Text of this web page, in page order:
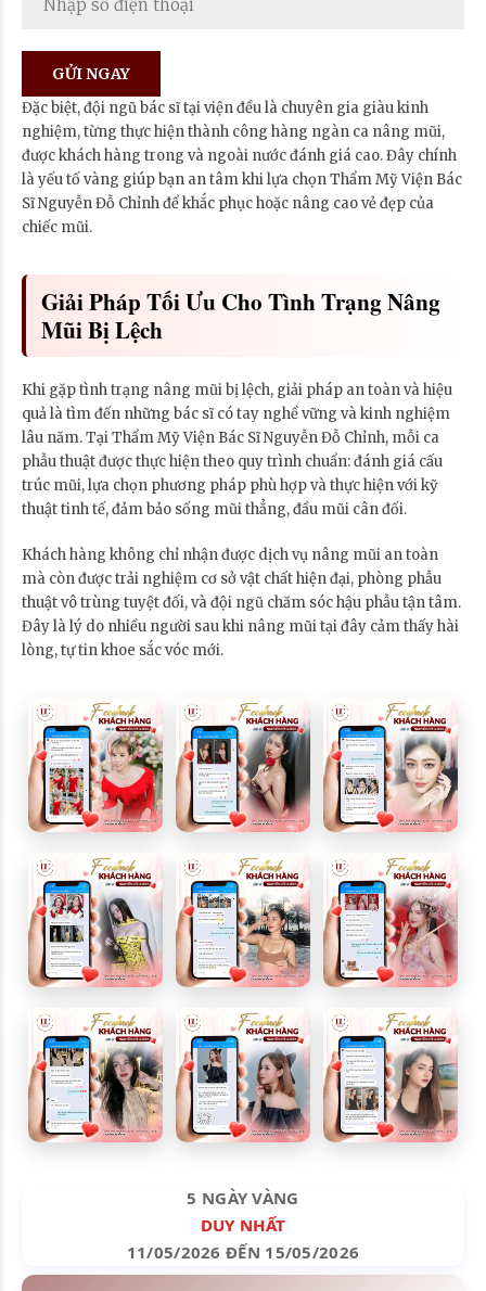
Đặc biệt, đội ngũ bác sĩ tại viện đều là chuyên gia giàu kinh
nghiệm, từng thực hiện thành công hàng ngàn ca nâng mũi,
được khách hàng trong và ngoài nước đánh giá cao. Đây chính
là yếu tố vàng giúp bạn an tâm khi lựa chọn Thẩm Mỹ Viện Bác
Sĩ Nguyễn Đỗ Chỉnh để khắc phục hoặc nâng cao vẻ đẹp của
chiếc mũi.
Giải Pháp Tối Ưu Cho Tình Trạng Nâng
Mũi Bị Lệch
Khi gặp tình trạng nâng mũi bị lệch, giải pháp an toàn và hiệu
quả là tìm đến những bác sĩ có tay nghề vững và kinh nghiệm
lâu năm. Tại Thẩm Mỹ Viện Bác Sĩ Nguyễn Đỗ Chỉnh, mỗi ca
phẫu thuật được thực hiện theo quy trình chuẩn: đánh giá cấu
trúc mũi, lựa chọn phương pháp phù hợp và thực hiện với kỹ
thuật tinh tế, đảm bảo sống mũi thẳng, đầu mũi cân đối.
Khách hàng không chỉ nhận được dịch vụ nâng mũi an toàn
mà còn được trải nghiệm cơ sở vật chất hiện đại, phòng phẫu
thuật vô trùng tuyệt đối, và đội ngũ chăm sóc hậu phẫu tận tâm.
Đây là lý do nhiều người sau khi nâng mũi tại đây cảm thấy hài
lòng, tự tin khoe sắc vóc mới.
5 NGÀY VÀNG
DUY NHẤT
11/05/2026 ĐẾN 15/05/2026